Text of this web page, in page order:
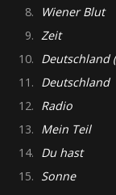
8.
Wiener Blut
9. Zeit
10. Deutschland
11. Deutschland
12. Radio
13. Mein Teil
14. Du hast
15. Sonne